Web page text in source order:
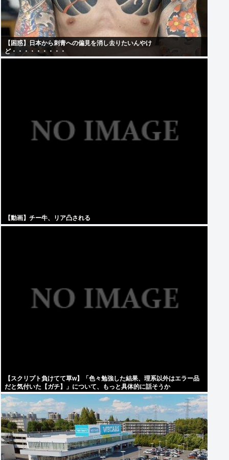
【困惑】日本から刺青への偏見を消し去りたいんやけ
ど・・・・・・・・・
【動画】チー牛、リア凸される
【スクリプト負けてて草w】「色々勉強した結果、理系以外はエラー品
だと気付いた【ガチ】」について、もっと具体的に話そうか